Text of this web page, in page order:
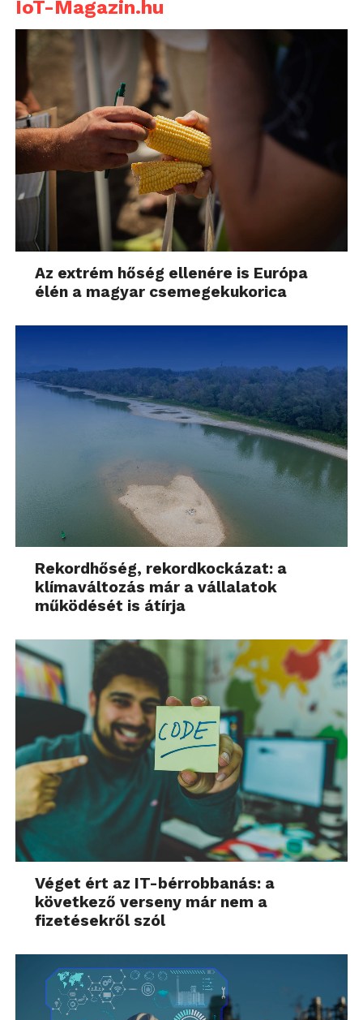
IoT-Magazin.hu
Az extrém hőség ellenére is Európa
élén a magyar csemegekukorica
Rekordhőség, rekordkockázat: a
klímaváltozás már a vállalatok
működését is átírja
Véget ért az IT-bérrobbanás: a
következő verseny már nem a
fizetésekről szól